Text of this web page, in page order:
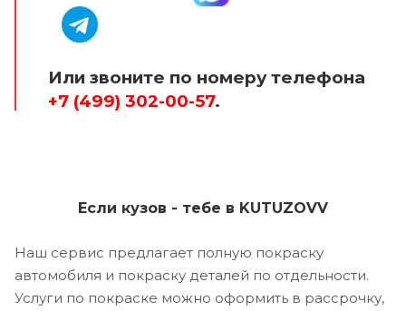
Или звоните по номеру телефона
+7 (499) 302-00-57.
Если кузов - тебе в KUTUZOVV
Наш сервис предлагает полную покраску
автомобиля и покраску деталей по отдельности.
Услуги по покраске можно оформить в рассрочку,